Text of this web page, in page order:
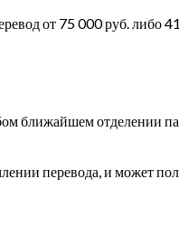
от 75 000 руб.
ближайшем
перевода, и может